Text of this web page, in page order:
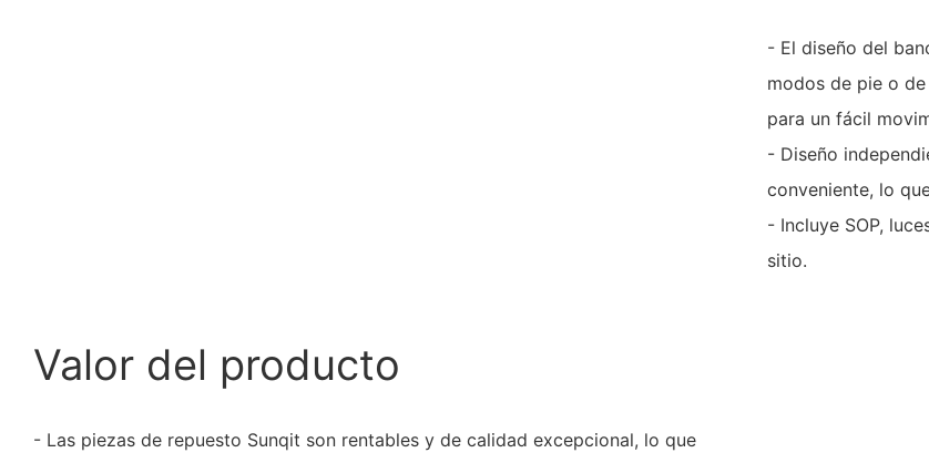
- El diseño del
modos de pie o
para un fácil
- Diseño
conveniente, lo
- Incluye SOP,
sitio.
Valor del producto
- Las piezas de repuesto Sunqit son rentables y de calidad excepcional, lo que